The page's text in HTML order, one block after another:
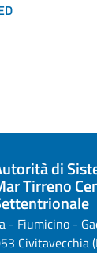
di
Tirreno
- Fiumicino -
Civitavecchia